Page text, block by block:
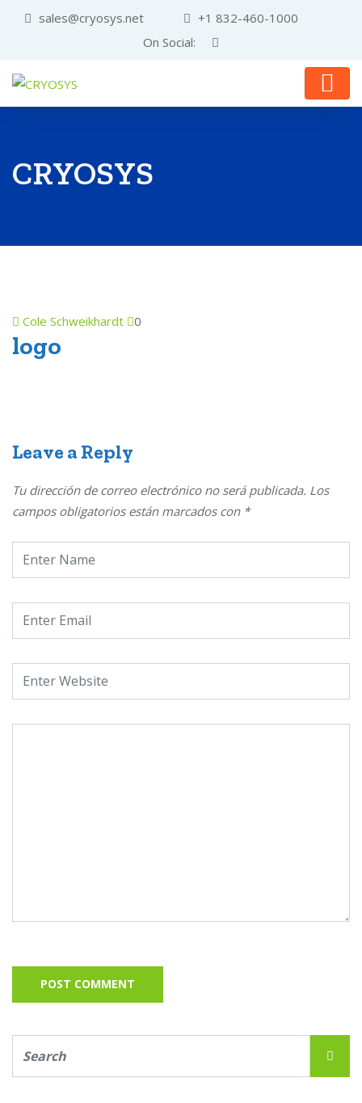
sales@cryosys.net
+1 832-460-1000
On Social:
CRYOSYS
Cole Schweikhardt 0
logo
Leave a Reply
Tu dirección de correo electrónico no será publicada. Los
campos obligatorios están marcados con *